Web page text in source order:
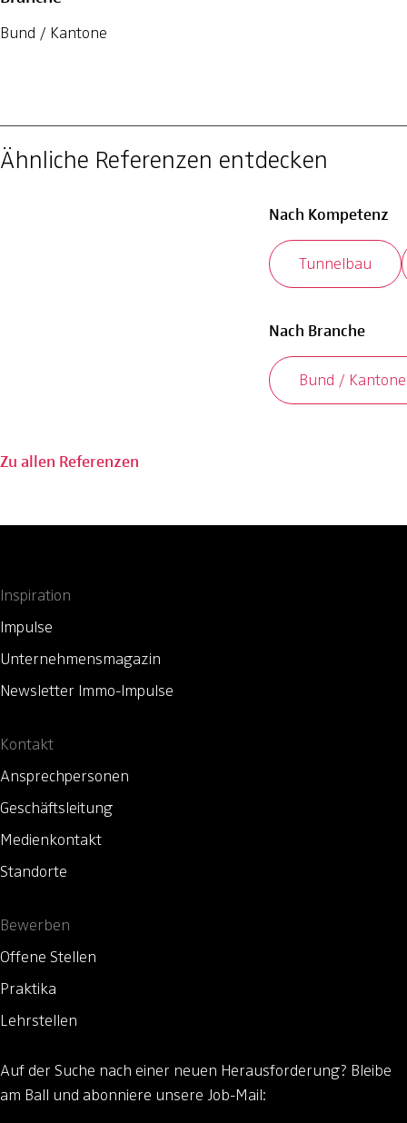
Bund / Kantone
Ähnliche Referenzen entdecken
Nach Kompetenz
Tunnelbau
Nach Branche
Bund / Kantone
Zu allen Referenzen
Inspiration
Impulse
Unternehmensmagazin
Newsletter Immo-Impulse
Kontakt
Ansprechpersonen
Geschäftsleitung
Medienkontakt
Standorte
Bewerben
Offene Stellen
Praktika
Lehrstellen
Auf der Suche nach einer neuen Herausforderung? Bleibe
am Ball und abonniere unsere Job-Mail: